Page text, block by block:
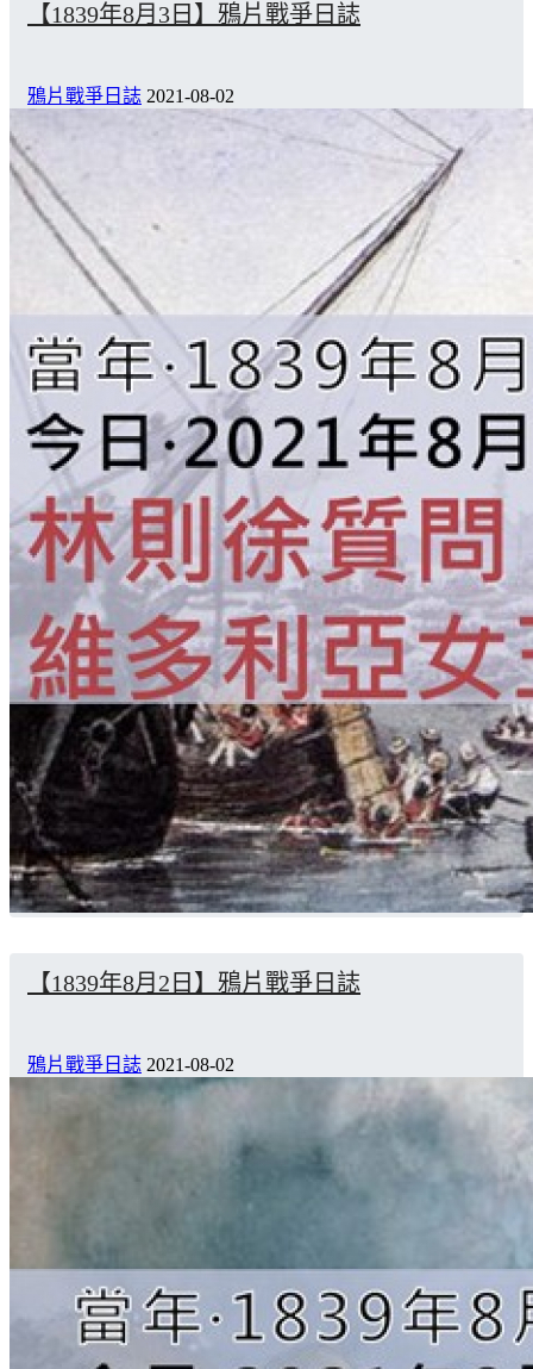
【1839年8月3日】鴉片戰爭日誌
鴉片戰爭日誌 2021-08-02
【1839年8月2日】鴉片戰爭日誌
鴉片戰爭日誌 2021-08-02